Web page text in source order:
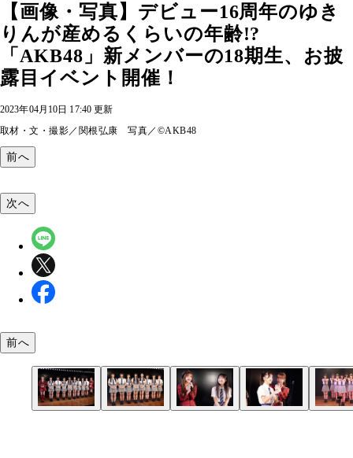
【画像・写真】デビュー16周年のゆき
りんが産めるくらいの年齢!?
「AKB48」新メンバーの18期生、お披
露目イベント開催！
2023年04月10日 17:40 更新
取材・文・撮影／関根弘康 写真／©AKB48
前へ
次へ
前へ